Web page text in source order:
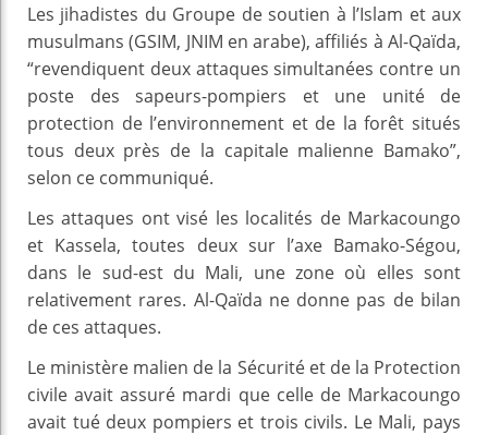
Les jihadistes du Groupe de soutien à l’Islam et aux
musulmans (GSIM, JNIM en arabe), affiliés à Al-Qaïda,
“revendiquent deux attaques simultanées contre un
poste des sapeurs-pompiers et une unité de
protection de l’environnement et de la forêt situés
tous deux près de la capitale malienne Bamako”,
selon ce communiqué.
Les attaques ont visé les localités de Markacoungo
et Kassela, toutes deux sur l’axe Bamako-Ségou,
dans le sud-est du Mali, une zone où elles sont
relativement rares. Al-Qaïda ne donne pas de bilan
de ces attaques.
Le ministère malien de la Sécurité et de la Protection
civile avait assuré mardi que celle de Markacoungo
avait tué deux pompiers et trois civils. Le Mali, pays